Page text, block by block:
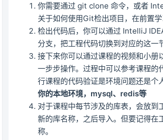
你需要通过 git clone 命令，或者
关于如何使用Git检出项目，在前置学
检出代码后，你可以通过 IntelliJ
分支，把工程代码切换到对应的这一
接下来你可以通过课程的视频和小册
一步步操作。过程中可以参考课程的
行课程的代码验证是环境问题还是个
你的本地环境，mysql、redis等
对于课程中每节涉及的库表，会放
新的库名称，之后导入。但要记得
称。